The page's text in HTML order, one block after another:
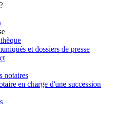
et dossiers de presse
notaires
en charge d'une succession